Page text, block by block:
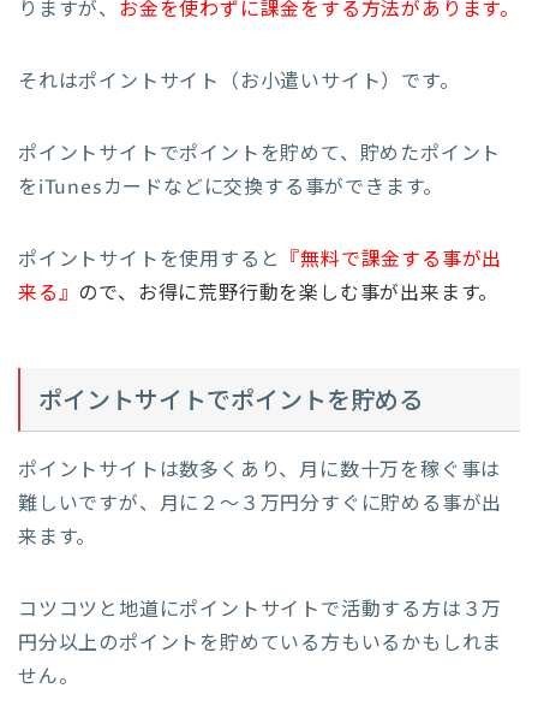
りますが、 お金を使わずに課金をする方法があります。
それはポイントサイト（お小遣いサイト）です。
ポイントサイトでポイントを貯めて、貯めたポイント
をiTunesカードなどに交換する事ができます。
ポイントサイトを使用すると 『無料で課金する事が出
来る』 ので、お得に荒野行動を楽しむ事が出来ます。
ポイントサイトでポイントを貯める
ポイントサイトは数多くあり、月に数十万を稼ぐ事は
難しいですが、月に２〜３万円分すぐに貯める事が出
来ます。
コツコツと地道にポイントサイトで活動する方は３万
円分以上のポイントを貯めている方もいるかもしれま
せん。